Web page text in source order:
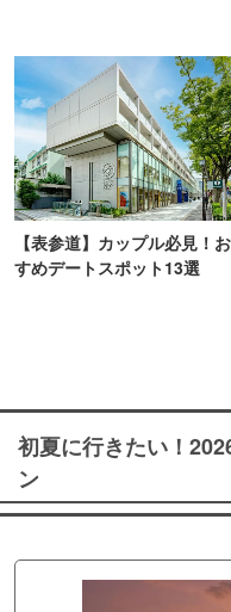
【表参道】カップル必見！
すめデートスポット13選
初夏に行きたい！
ン